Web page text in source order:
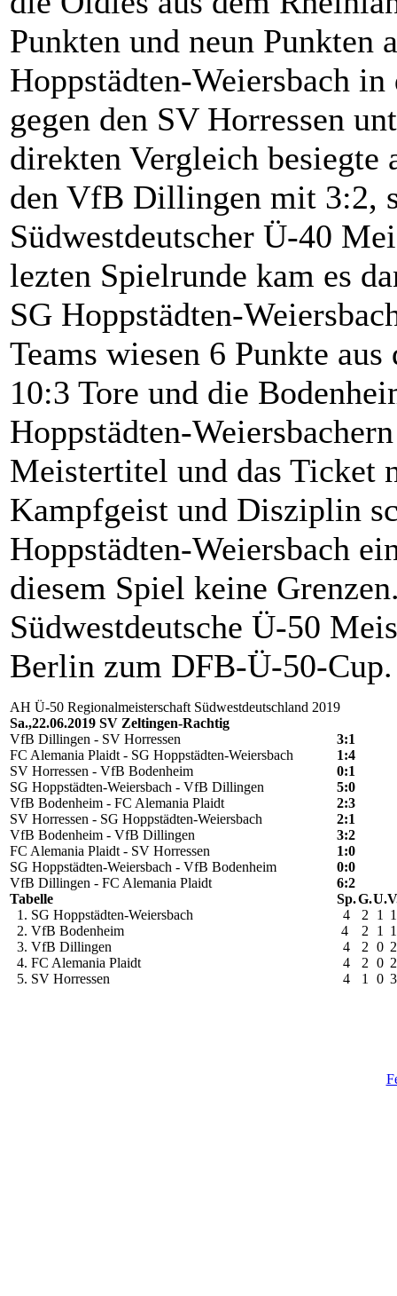
Punkten und neun Punkten
Hoppstädten-Weiersbach
gegen den SV Horressen
direkten Vergleich
den VfB Dillingen mit 3:2,
Südwestdeutscher Ü-40
lezten Spielrunde kam es
SG Hoppstädten-
Teams wiesen 6 Punkte
10:3 Tore und die
Hoppstädten-
Meistertitel und das Ticket
Kampfgeist und Disziplin
Hoppstädten-Weiersbach
diesem Spiel keine
Südwestdeutsche Ü-50
Berlin zum DFB-Ü-50-Cup.
AH Ü-50 Regionalmeisterschaft Südwestdeutschland 2019
Sa.,22.06.2019 SV Zeltingen-Rachtig
VfB Dillingen - SV Horressen
3:1
FC Alemania Plaidt - SG Hoppstädten-Weiersbach
1:4
SV Horressen - VfB Bodenheim
0:1
SG Hoppstädten-Weiersbach - VfB Dillingen
5:0
VfB Bodenheim - FC Alemania Plaidt
2:3
SV Horressen - SG Hoppstädten-Weiersbach
2:1
VfB Bodenheim - VfB Dillingen
3:2
FC Alemania Plaidt - SV Horressen
1:0
SG Hoppstädten-Weiersbach - VfB Bodenheim
0:0
VfB Dillingen - FC Alemania Plaidt
6:2
Tabelle
Sp.G.U.
1. SG Hoppstädten-Weiersbach
4 2 1 1
2. VfB Bodenheim
4 2 1 1
3. VfB Dillingen
4 2 0 2
4. FC Alemania Plaidt
4 2 0 2
5. SV Horressen
4 1 0 3